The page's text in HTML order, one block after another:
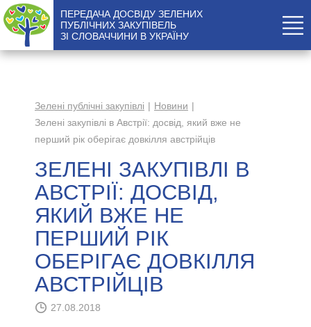
ПЕРЕДАЧА ДОСВІДУ ЗЕЛЕНИХ
ПУБЛІЧНИХ ЗАКУПІВЕЛЬ
ЗІ СЛОВАЧЧИНИ В УКРАЇНУ
Зелені публічні закупівлі
Новини
Зелені закупівлі в Австрії: досвід, який вже не
перший рік оберігає довкілля австрійців
ЗЕЛЕНІ ЗАКУПІВЛІ В
АВСТРІЇ: ДОСВІД,
ЯКИЙ ВЖЕ НЕ
ПЕРШИЙ РІК
ОБЕРІГАЄ ДОВКІЛЛЯ
АВСТРІЙЦІВ
27.08.2018